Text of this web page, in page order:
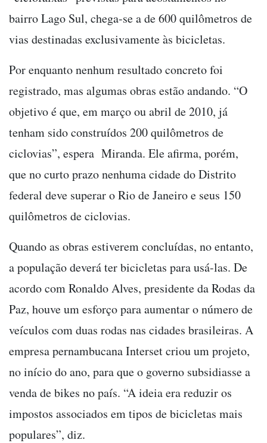
bairro Lago Sul, chega-se a de 600 quilômetros de
vias destinadas exclusivamente às bicicletas.
Por enquanto nenhum resultado concreto foi
registrado, mas algumas obras estão andando. “O
objetivo é que, em março ou abril de 2010, já
tenham sido construídos 200 quilômetros de
ciclovias”, espera Miranda. Ele afirma, porém,
que no curto prazo nenhuma cidade do Distrito
federal deve superar o Rio de Janeiro e seus 150
quilômetros de ciclovias.
Quando as obras estiverem concluídas, no entanto,
a população deverá ter bicicletas para usá-las. De
acordo com Ronaldo Alves, presidente da Rodas da
Paz, houve um esforço para aumentar o número de
veículos com duas rodas nas cidades brasileiras. A
empresa pernambucana Interset criou um projeto,
no início do ano, para que o governo subsidiasse a
venda de bikes no país. “A ideia era reduzir os
impostos associados em tipos de bicicletas mais
populares”, diz.